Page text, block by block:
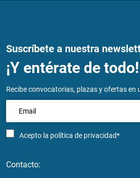
Suscríbete a nuestra
¡Y entérate de todo!
Recibe convocatorias, plazas y ofertas en
Acepto la política de privacidad*
Contacto: